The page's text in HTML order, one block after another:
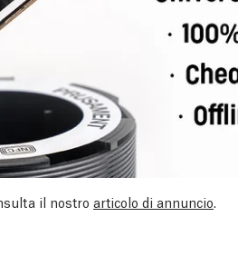
il nostro articolo di annuncio